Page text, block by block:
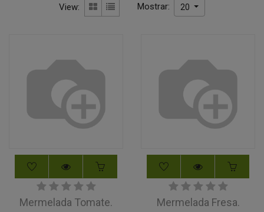
View: Mostrar: 20
Mermelada Tomate.
Mermelada Fresa.